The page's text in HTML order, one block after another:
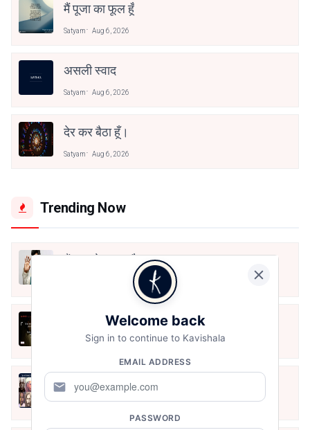
मैं पूजा का फूल हूँ
Satyam Aug 6, 2026
असली स्वाद
Satyam Aug 6, 2026
देर कर बैठा हूँ।
Satyam Aug 6, 2026
Trending Now
मैं शून्य पे सवार हूँ
अंतिम ऊँचाई - कुँवर नारायण | Stay Home
Stay Safe | TVF's Aspirants
May 8, 2021
10 Greatest Hindi Poets Of India
Welcome back
Sign in to continue to Kavishala
EMAIL ADDRESS
mail
PASSWORD